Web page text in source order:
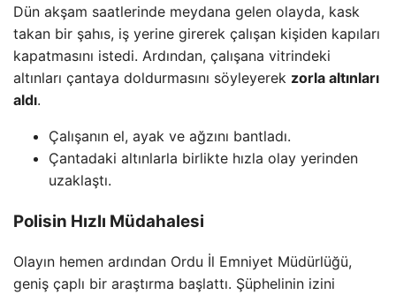
Dün akşam saatlerinde meydana gelen olayda, kask
takan bir şahıs, iş yerine girerek çalışan kişiden kapıları
kapatmasını istedi. Ardından, çalışana vitrindeki
altınları çantaya doldurmasını söyleyerek zorla altınları
aldı.
Çalışanın el, ayak ve ağzını bantladı.
Çantadaki altınlarla birlikte hızla olay yerinden
uzaklaştı.
Polisin Hızlı Müdahalesi
Olayın hemen ardından Ordu İl Emniyet Müdürlüğü,
geniş çaplı bir araştırma başlattı. Şüphelinin izini